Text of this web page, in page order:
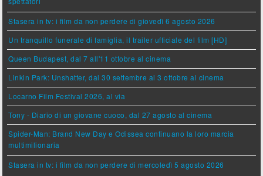
Stasera in tv: i film da non perdere di giovedì 6 agosto 2026
Un tranquillo funerale di famiglia, il trailer ufficiale del film [HD]
Queen Budapest, dal 7 all'11 ottobre al cinema
Linkin Park: Unshatter, dal 30 settembre al 3 ottobre al cinema
Locarno Film Festival 2026, al via
Tony - Diario di un giovane cuoco, dal 27 agosto al cinema
Spider-Man: Brand New Day e Odissea continuano la loro marcia
multimilionaria
Stasera in tv: i film da non perdere di mercoledì 5 agosto 2026